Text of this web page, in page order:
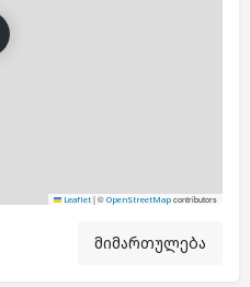
Leaflet |© OpenStreetMap contributors
მიმართულება